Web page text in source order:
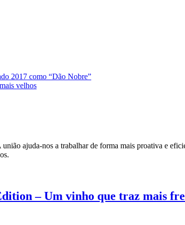
2017 como “Dão Nobre”
velhos
ajuda-nos a trabalhar de forma mais proativa e
– Um vinho que traz mais